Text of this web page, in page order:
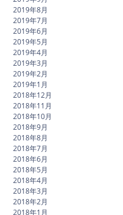
2019年8月
2019年7月
2019年6月
2019年5月
2019年4月
2019年3月
2019年2月
2019年1月
2018年12月
2018年11月
2018年10月
2018年9月
2018年8月
2018年7月
2018年6月
2018年5月
2018年4月
2018年3月
2018年2月
2018年1月